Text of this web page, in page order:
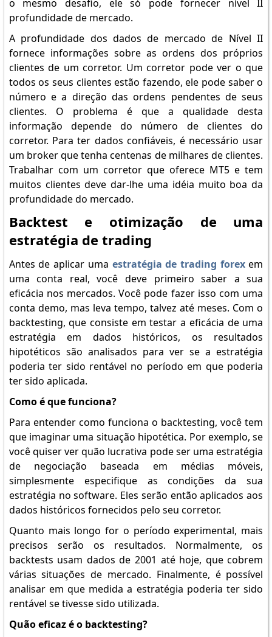
o mesmo desafio, ele só pode fornecer nível II
profundidade de mercado.
A profundidade dos dados de mercado de Nível II
fornece informações sobre as ordens dos próprios
clientes de um corretor. Um corretor pode ver o que
todos os seus clientes estão fazendo, ele pode saber o
número e a direção das ordens pendentes de seus
clientes. O problema é que a qualidade desta
informação depende do número de clientes do
corretor. Para ter dados confiáveis, é necessário usar
um broker que tenha centenas de milhares de clientes.
Trabalhar com um corretor que oferece MT5 e tem
muitos clientes deve dar-lhe uma idéia muito boa da
profundidade do mercado.
Backtest e otimização de uma
estratégia de trading
Antes de aplicar uma estratégia de trading forexem
uma conta real, você deve primeiro saber a sua
eficácia nos mercados. Você pode fazer isso com uma
conta demo, mas leva tempo, talvez até meses. Com o
backtesting, que consiste em testar a eficácia de uma
estratégia em dados históricos, os resultados
hipotéticos são analisados para ver se a estratégia
poderia ter sido rentável no período em que poderia
ter sido aplicada.
Como é que funciona?
Para entender como funciona o backtesting, você tem
que imaginar uma situação hipotética. Por exemplo, se
você quiser ver quão lucrativa pode ser uma estratégia
de negociação baseada em médias móveis,
simplesmente especifique as condições da sua
estratégia no software. Eles serão então aplicados aos
dados históricos fornecidos pelo seu corretor.
Quanto mais longo for o período experimental, mais
precisos serão os resultados. Normalmente, os
backtests usam dados de 2001 até hoje, que cobrem
várias situações de mercado. Finalmente, é possível
analisar em que medida a estratégia poderia ter sido
rentável se tivesse sido utilizada.
Quão eficaz é o backtesting?